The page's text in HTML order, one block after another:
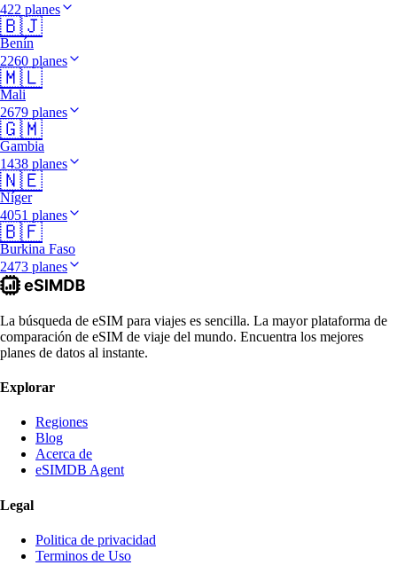
422 planes
🇧🇯
Benín
2260 planes
🇲🇱
Mali
2679 planes
🇬🇲
Gambia
1438 planes
🇳🇪
Níger
4051 planes
🇧🇫
Burkina Faso
2473 planes
La búsqueda de eSIM para viajes es sencilla. La mayor plataforma de
comparación de eSIM de viaje del mundo. Encuentra los mejores
planes de datos al instante.
Explorar
Regiones
Blog
Acerca de
eSIMDB Agent
Legal
Politica de privacidad
Terminos de Uso